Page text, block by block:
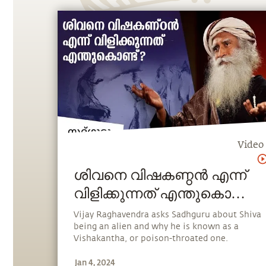
Video
ശിവനെ വിഷകണ്ഠൻ എന്ന്
വിളിക്കുന്നത് എന്തുകൊണ്ട്?
How Shiva's Throat
Turned Blue?
Vijay Raghavendra asks Sadhguru about Shiva
being an alien and why he is known as a
Vishakantha, or poison-throated one.
Jan 4, 2024